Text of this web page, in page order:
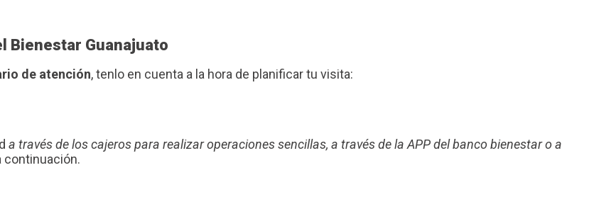
Bienestar Guanajuato
de atención, tenlo en cuenta a la hora de planificar tu visita:
a través de los cajeros para realizar operaciones sencillas, a través de la APP del banco bienestar o a
continuación.